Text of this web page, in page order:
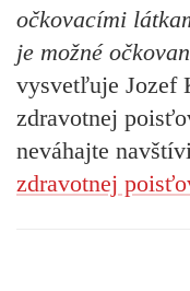
očkovacími
je možné
vysvetľuje Jozef
zdravotnej
neváhajte
zdravotnej